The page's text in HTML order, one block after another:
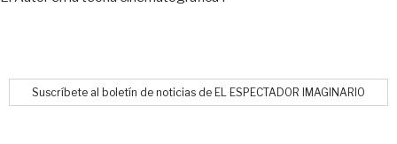
Suscríbete al boletín de noticias de EL ESPECTADOR IMAGINARIO